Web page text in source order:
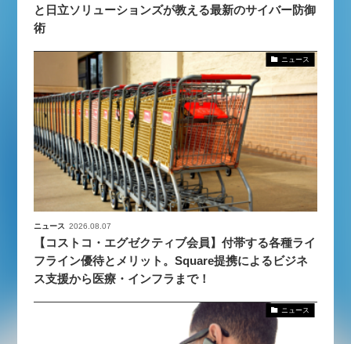
と日立ソリューションズが教える最新のサイバー防御
術
ニュース
ニュース 2026.08.07
【コストコ・エグゼクティブ会員】付帯する各種ライ
フライン優待とメリット。Square提携によるビジネ
ス支援から医療・インフラまで！
ニュース